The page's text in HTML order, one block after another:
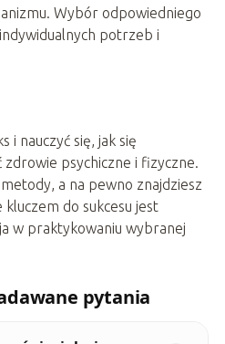
Wybór odpowiedniego
potrzeb i
i nauczyć się, jak się
zdrowie psychiczne i fizyczne.
a na pewno znajdziesz
kluczem do sukcesu jest
w praktykowaniu wybranej
pytania